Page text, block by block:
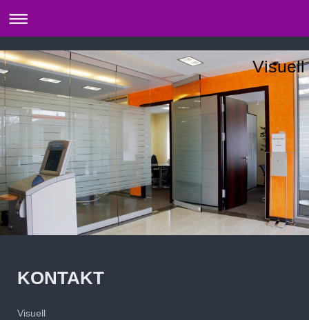
Visuell
KONTAKT
Visuell